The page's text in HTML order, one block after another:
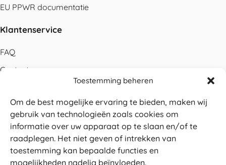
Toestemming beheren
Om de best mogelijke ervaring te bieden, maken wij
gebruik van technologieën zoals cookies om
informatie over uw apparaat op te slaan en/of te
raadplegen. Het niet geven of intrekken van
toestemming kan bepaalde functies en
mogelijkheden nadelig beïnvloeden.
EU PPWR documentatie
Klantenservice
FAQ
Contact
Betalen
Levering
Retouren
Service en garantie